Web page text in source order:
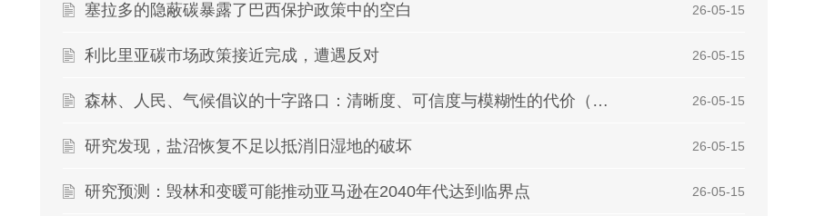
塞拉多的隐蔽碳暴露了巴西保护政策中的空白 | 26-05-15
利比里亚碳市场政策接近完成，遭遇反对 | 26-05-15
森林、人民、气候倡议的十字路口：清晰度、可信度与模糊性的代价（评论） | 26-05-15
研究发现，盐沼恢复不足以抵消旧湿地的破坏 | 26-05-15
研究预测：毁林和变暖可能推动亚马逊在2040年代达到临界点 | 26-05-15